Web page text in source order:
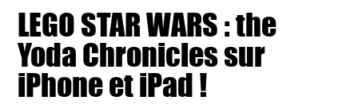
LEGO STAR WARS : the
Yoda Chronicles sur
iPhone et iPad !